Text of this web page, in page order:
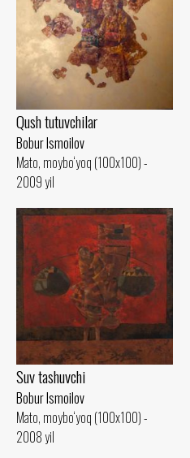
Qush tutuvchilar
Bobur Ismoilov
Mato, moybo‘yoq (100x100) -
2009 yil
Suv tashuvchi
Bobur Ismoilov
Mato, moybo‘yoq (100x100) -
2008 yil